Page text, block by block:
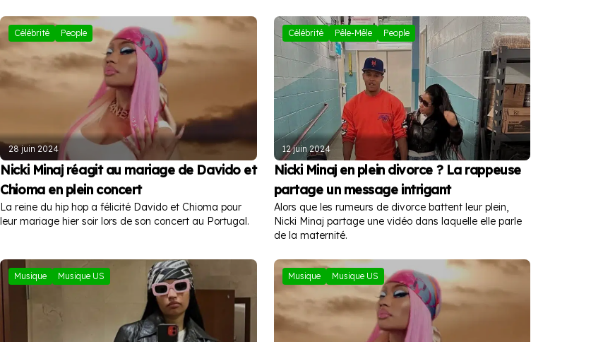
Célébrité People
28 juin 2024
Nicki Minaj réagit au mariage de Davido et
Chioma en plein concert
La reine du hip hop a félicité Davido et Chioma pour
leur mariage hier soir lors de son concert au Portugal.
Célébrité Pêle-Mêle People
12 juin 2024
Nicki Minaj en plein divorce ? La rappeuse
partage un message intrigant
Alors que les rumeurs de divorce battent leur plein,
Nicki Minaj partage une vidéo dans laquelle elle parle
de la maternité.
Musique Musique US Musique Musique US